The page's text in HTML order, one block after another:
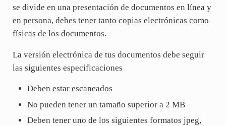
se divide en una presentación de documentos en línea y
en persona, debes tener tanto copias electrónicas como
físicas de los documentos.
La versión electrónica de tus documentos debe seguir
las siguientes especificaciones
Deben estar escaneados
No pueden tener un tamaño superior a 2 MB
Deben tener uno de los siguientes formatos jpeg,